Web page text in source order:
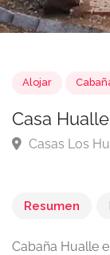
Alojar
Resumen
Cabaña Hualle